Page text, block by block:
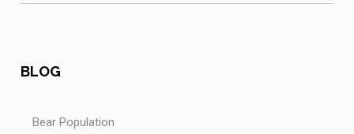
BLOG
Bear Population